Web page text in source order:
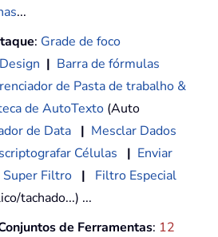
...
: Grade de foco
| Barra de fórmulas
de Pasta de trabalho &
de AutoTexto (Auto
de Data | Mesclar Dados
Células | Enviar
Super Filtro |
Filtro Especial
tachado...) ...
de Ferramentas: 12